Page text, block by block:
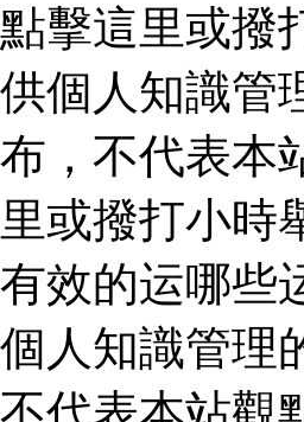
點擊這里或撥
供個人知識管
布，不代表本
里或撥打小時
有效的运哪些
個人知識管理
不代表本站觀